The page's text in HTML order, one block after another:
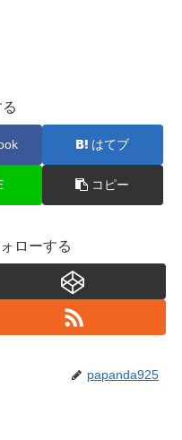
はてブ
コピー
ローする
papanda925